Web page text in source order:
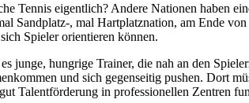
Tennis eigentlich? Andere Nationen
Sandplatz-, mal Hartplatznation, am Ende
Spieler orientieren können.
junge, hungrige Trainer, die nah an den
und sich gegenseitig pushen. Dort
Talentförderung in professionellen Zentren